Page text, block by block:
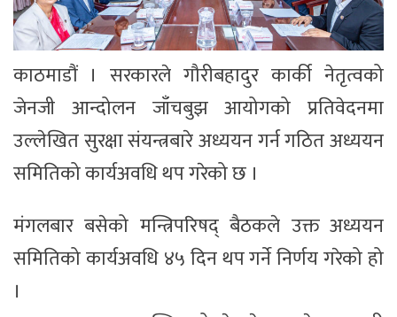
काठमाडौं । सरकारले गौरीबहादुर कार्की नेतृत्वको
जेनजी आन्दोलन जाँचबुझ आयोगको प्रतिवेदनमा
उल्लेखित सुरक्षा संयन्त्रबारे अध्ययन गर्न गठित अध्ययन
समितिको कार्यअवधि थप गरेको छ ।
मंगलबार बसेको मन्त्रिपरिषद् बैठकले उक्त अध्ययन
समितिको कार्यअवधि ४५ दिन थप गर्ने निर्णय गरेको हो
।